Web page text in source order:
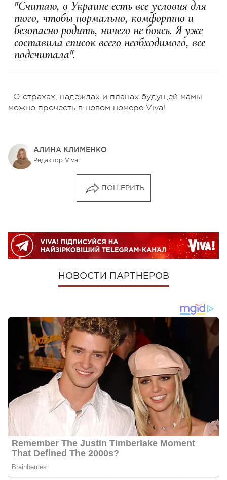
"Считаю, в Украине есть все условия для
того, чтобы нормально, комфортно и
безопасно родить, ничего не боясь. Я уже
составила список всего необходимого, все
подсчитала".
О страхах, надеждах и планах будущей мамы
можно прочесть в новом номере Viva!
АЛИНА КЛИМЕНКО
Редактор Viva!
ПОШЕРИТЬ
НОВОСТИ ПАРТНЕРОВ